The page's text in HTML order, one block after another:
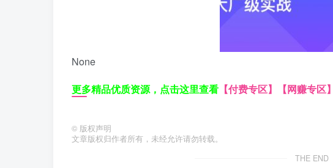
None
更多精品优质资源，点击这里查看 【付费专区】 【网赚专区】
© 版权声明
文章版权归作者所有，未经允许请勿转载。
THE END